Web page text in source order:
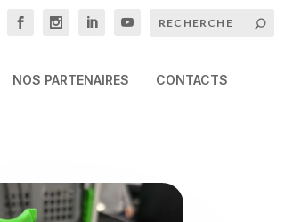
NOS PARTENAIRES CONTACTS